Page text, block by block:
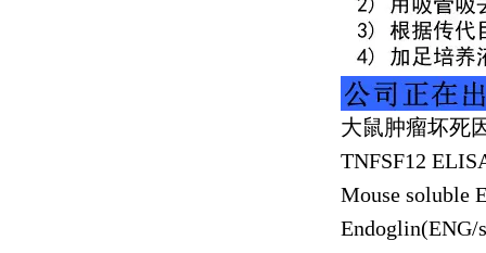
大鼠肿瘤坏死
TNFSF12
Mouse soluble
Endoglin(ENG/